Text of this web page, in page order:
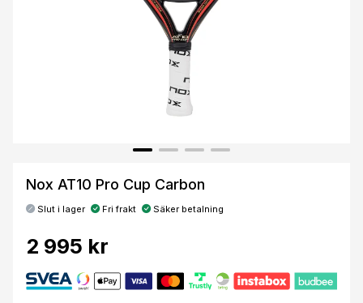
Nox AT10 Pro Cup Carbon
Slut i lager Fri frakt Säker betalning
2 995 kr